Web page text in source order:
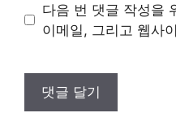
트
다음 번 댓글 작성을
이메일, 그리고 웹사